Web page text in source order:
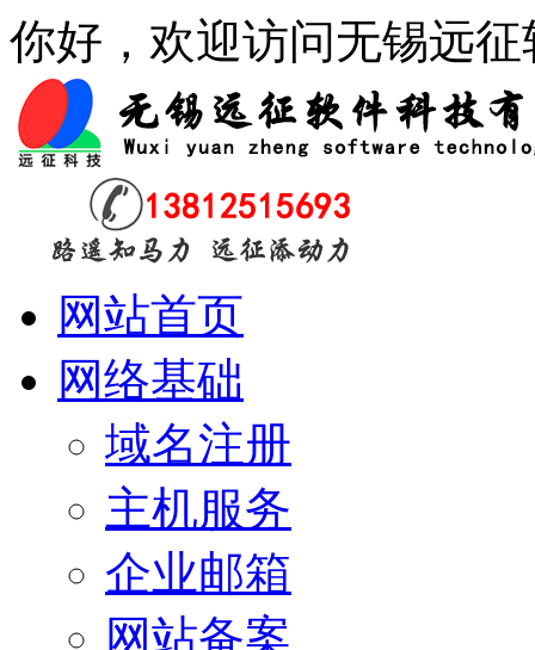
你好，欢迎访问无锡远
网站首页
网络基础
域名注册
主机服务
企业邮箱
网站备案